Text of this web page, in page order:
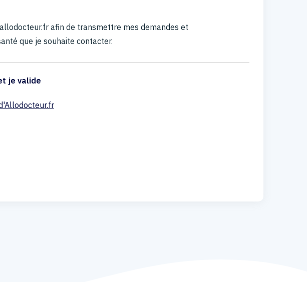
afin de transmettre mes demandes et
que je souhaite contacter.
je valide